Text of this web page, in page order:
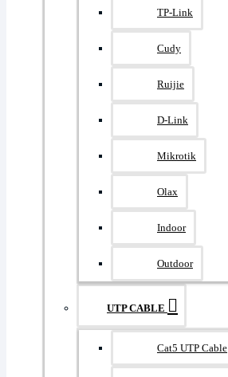
TP-Link
Cudy
Ruijie
D-Link
Mikrotik
Olax
Indoor
Outdoor
UTP CABLE
Cat5 UTP Cable